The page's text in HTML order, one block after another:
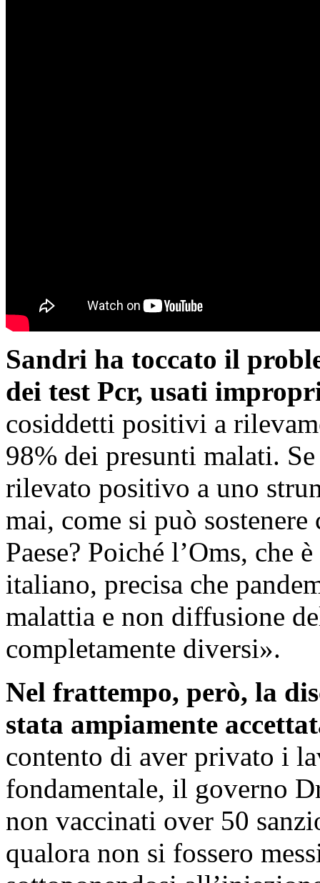
Sandri ha toccato il
dei test Pcr, usati
cosiddetti positivi a
98% dei presunti malati.
rilevato positivo a uno
mai, come si può
Paese? Poiché l’Oms, che
italiano, precisa che
malattia e non diffusione
completamente diversi».
Nel frattempo, però, la
stata ampiamente
contento di aver privato i
fondamentale, il governo
non vaccinati over 50
qualora non si fossero